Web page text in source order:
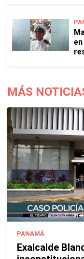
MÁS
PANAMÁ
Exalcalde